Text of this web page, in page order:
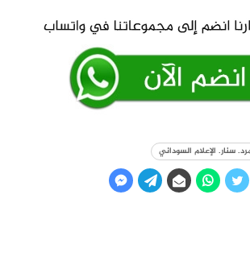
سنار. الإعلام السوداني